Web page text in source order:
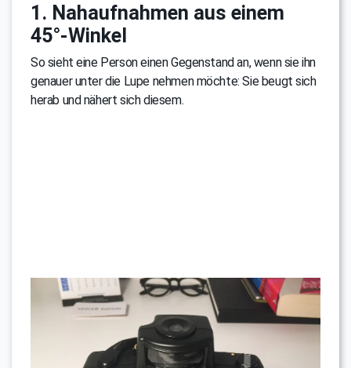
1. Nahaufnahmen aus einem
45°-Winkel
So sieht eine Person einen Gegenstand an, wenn sie ihn
genauer unter die Lupe nehmen möchte: Sie beugt sich
herab und nähert sich diesem.